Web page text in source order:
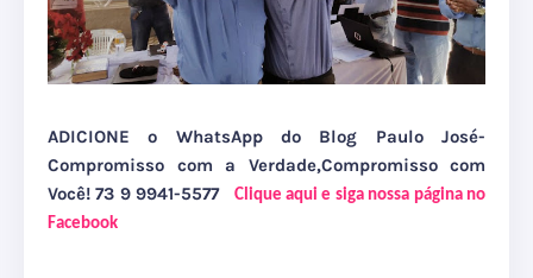
ADICIONE o WhatsApp do Blog Paulo José-
Compromisso com a Verdade,Compromisso com
Você! 73 9 9941-5577
Clique aqui e siga nossa página no
Facebook